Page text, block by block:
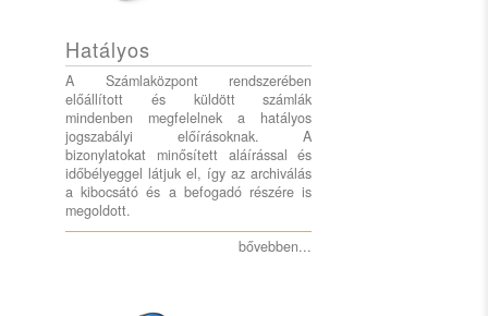
Hatályos
A Számlaközpont rendszerében
előállított és küldött számlák
mindenben megfelelnek a hatályos
jogszabályi előírásoknak. A
bizonylatokat minősített aláírással és
időbélyeggel látjuk el, így az archiválás
a kibocsátó és a befogadó részére is
megoldott.
bővebben...